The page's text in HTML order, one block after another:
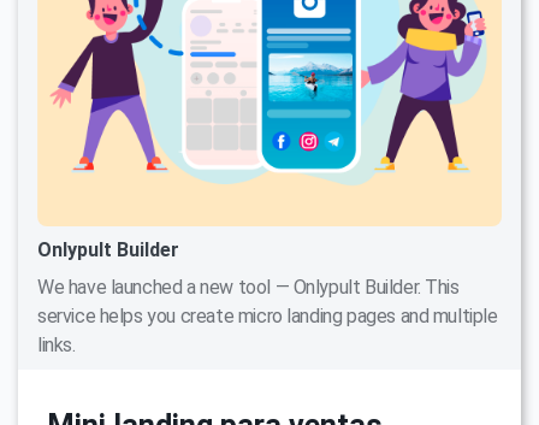
Onlypult Builder
We have launched a new tool — Onlypult Builder. This
service helps you create micro landing pages and multiple
links.